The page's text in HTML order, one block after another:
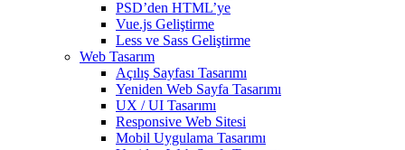
PSD’den HTML’ye
Vue.js Geliştirme
Less ve Sass Geliştirme
Web Tasarım
Açılış Sayfası Tasarımı
Yeniden Web Sayfa Tasarımı
UX / UI Tasarımı
Responsive Web Sitesi
Mobil Uygulama Tasarımı